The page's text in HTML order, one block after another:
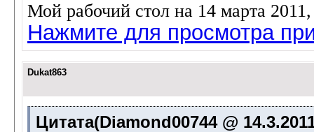
Мой рабочий стол на 14 марта
Нажмите для просмотра
Dukat863
Цитата(Diamond00744 @